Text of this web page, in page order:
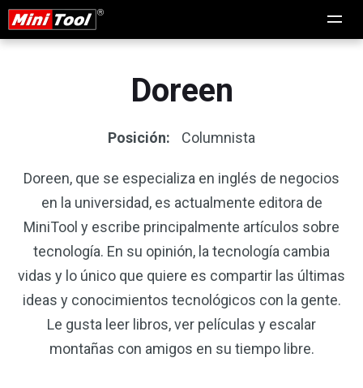
Doreen
Posición: Columnista
Doreen, que se especializa en inglés de negocios
en la universidad, es actualmente editora de
MiniTool y escribe principalmente artículos sobre
tecnología. En su opinión, la tecnología cambia
vidas y lo único que quiere es compartir las últimas
ideas y conocimientos tecnológicos con la gente.
Le gusta leer libros, ver películas y escalar
montañas con amigos en su tiempo libre.